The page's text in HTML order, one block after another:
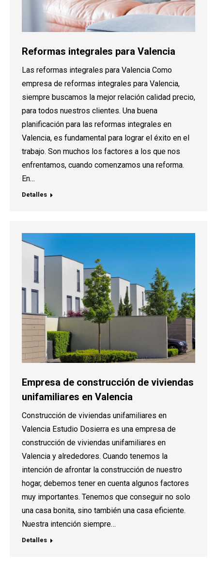
Reformas integrales para Valencia
Las reformas integrales para Valencia Como
empresa de reformas integrales para Valencia,
siempre buscamos la mejor relación calidad precio,
para todos nuestros clientes. Una buena
planificación para las reformas integrales en
Valencia, es fundamental para lograr el éxito en el
trabajo. Son muchos los factores a los que nos
enfrentamos, cuando comenzamos una reforma.
En…
Detalles
Empresa de construcción de viviendas
unifamiliares en Valencia
Construcción de viviendas unifamiliares en
Valencia Estudio Dosierra es una empresa de
construcción de viviendas unifamiliares en
Valencia y alrededores. Cuando tenemos la
intención de afrontar la construcción de nuestro
hogar, debemos tener en cuenta algunos factores
muy importantes. Tenemos que conseguir no solo
una casa bonita, sino también una casa eficiente.
Nuestra intención siempre…
Detalles